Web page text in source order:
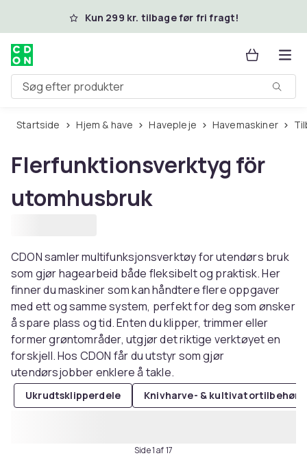
Spring til hovedindhold
Kun 299 kr. tilbage før fri fragt!
Søg efter produkter
Startside Hjem & have Havepleje Havemaskiner
Flerfunktionsverktyg för
utomhusbruk
CDON samler multifunksjonsverktøy for utendørs bruk
som gjør hagearbeid både fleksibelt og praktisk. Her
finner du maskiner som kan håndtere flere oppgaver
med ett og samme system, perfekt for deg som ønsker
å spare plass og tid. Enten du klipper, trimmer eller
former grøntområder, utgjør det riktige verktøyet en
forskjell. Hos CDON får du utstyr som gjør
utendørsjobber enklere å takle.
Ukrudtsklipperdele Knivharve- & kultivatortilbehør
Side 1 af 17